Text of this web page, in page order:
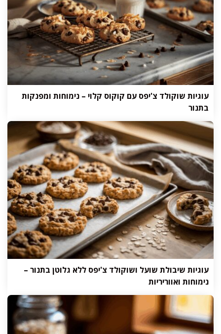
עוגיות שוקולד צ'יפס עם קוקוס קלוי – נימוחות ומפנקות
בתנור
עוגיות שיבולת שועל ושוקולד צ'יפס ללא גלוטן בתנור –
נימוחות ואווריריות